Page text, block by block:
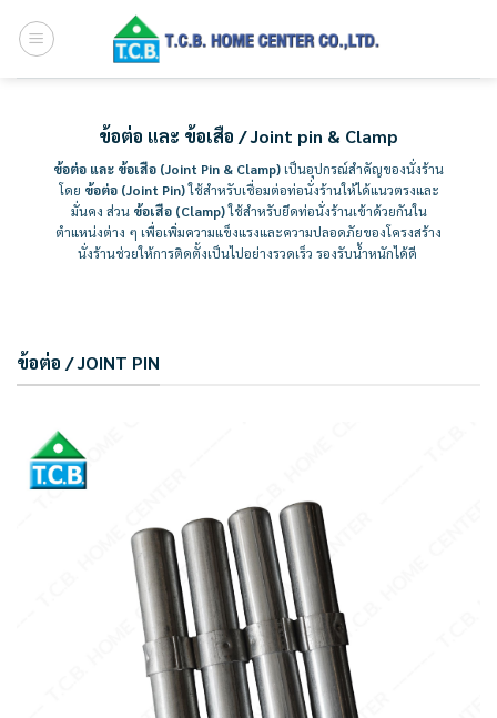
ข้อต่อ และ ข้อเสือ / Joint pin & Clamp
ข้อต่อ และ ข้อเสือ (Joint Pin & Clamp) เป็นอุปกรณ์สำคัญของนั่งร้าน
โดย ข้อต่อ (Joint Pin)ใช้สำหรับเชื่อมต่อท่อนั่งร้านให้ได้แนวตรงและ
มั่นคง ส่วน ข้อเสือ (Clamp)ใช้สำหรับยึดท่อนั่งร้านเข้าด้วยกันใน
ตำแหน่งต่าง ๆ เพื่อเพิ่มความแข็งแรงและความปลอดภัยของโครงสร้าง
นั่งร้านช่วยให้การติดตั้งเป็นไปอย่างรวดเร็ว รองรับน้ำหนักได้ดี
ข้อต่อ / JOINT PIN